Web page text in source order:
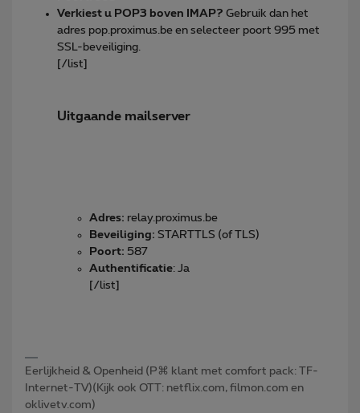
Verkiest u POP3 boven IMAP? Gebruik dan het
adres pop.proximus.be en selecteer poort 995 met
SSL-beveiliging.
[/list]
Uitgaande mailserver
Adres: relay.proximus.be
Beveiliging: STARTTLS (of TLS)
Poort: 587
Authentificatie: Ja
[/list]
Eerlijkheid & Openheid (P⌘ klant met comfort pack: TF-
Internet-TV)(Kijk ook OTT: netflix.com, filmon.com en
oklivetv.com)